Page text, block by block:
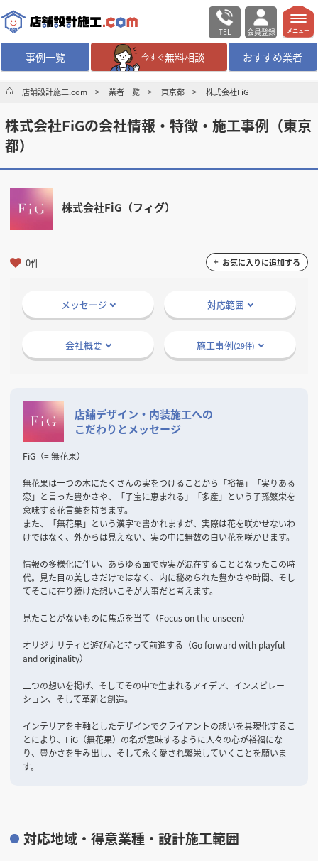
TEL 会員登録
事例一覧 今すぐ無料相談 おすすめ業者
無料相談 ログイン／会員登録
デザイン設計・施工業者を探す
店舗・商業施設の施工事例を探す
マッチング案件一覧
メニュー
店舗設計施工.com 業者一覧 東京都 株式会社FiG
株式会社FiGの会社情報・特徴・施工事例（東京
都）
株式会社FiG（フィグ）
0件 お気に入りに追加する
メッセージ 対応範囲
会社概要 施工事例(29件)
店舗デザイン・内装施工への
こだわりとメッセージ
FiG（= 無花果）
無花果は一つの木にたくさんの実をつけることから「裕福」「実りある
恋」と言った豊かさや、「子宝に恵まれる」「多産」という子孫繁栄を
意味する花言葉を持ちます。
また、「無花果」という漢字で書かれますが、実際は花を咲かせないわ
けではなく、外からは見えない、実の中に無数の白い花を咲かせます。
情報の多様化に伴い、あらゆる面で虚実が混在することとなったこの時
代。見た目の美しさだけではなく、内に秘められた豊かさや時間、そし
てそこに在り続けた想いこそが大事だと考えます。
見たことがないものに焦点を当て（Focus on the unseen）
オリジナリティと遊び心と持って前進する（Go forward with playful
and originality）
二つの想いを掲げ、そしてその中で生まれるアイデア、インスピレー
ション、そして革新と創造。
インテリアを主軸としたデザインでクライアントの想いを具現化するこ
とにより、FiG（無花果）の名が意味するように人々の心が裕福にな
り、豊かさを生み出し、そして永く愛され繁栄していくことを願いま
す。
対応地域・得意業種・設計施工範囲